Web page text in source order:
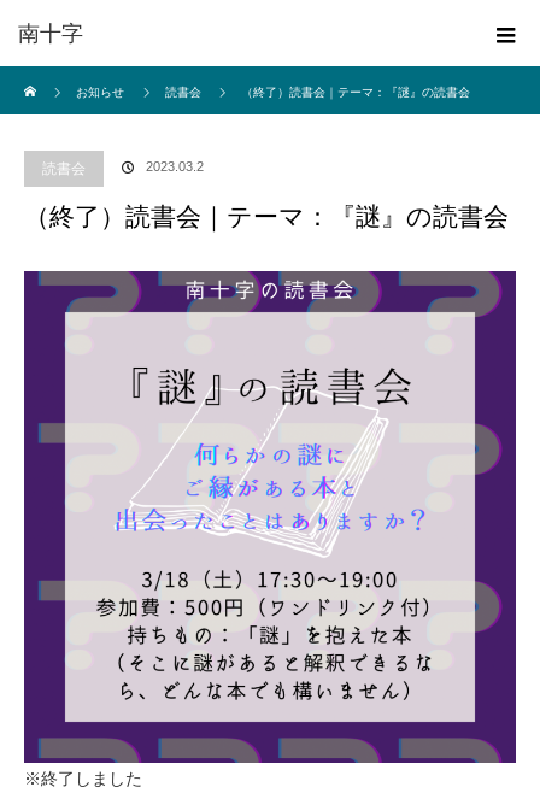
南十字
お知らせ
読書会 （終了）読書会｜テーマ：『謎』の読書会
読書会 2023.03.2
（終了）読書会｜テーマ：『謎』の読書会
※終了しました